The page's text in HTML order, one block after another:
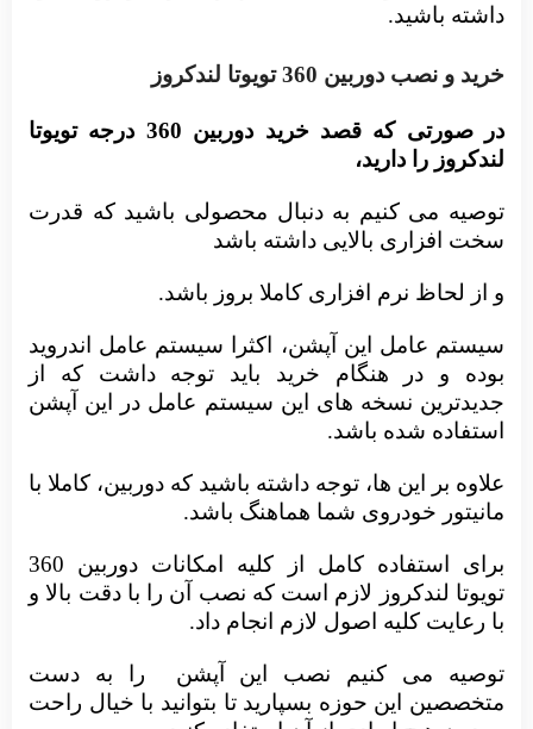
داشته باشید.
خرید و نصب دوربین 360 تویوتا لندکروز
در صورتی که قصد خرید دوربین 360 درجه تویوتا
لندکروز را دارید،
توصیه می کنیم به دنبال محصولی باشید که قدرت
سخت افزاری بالایی داشته باشد
و از لحاظ نرم افزاری کاملا بروز باشد.
سیستم عامل این آپشن، اکثرا سیستم عامل اندروید
بوده و در هنگام خرید باید توجه داشت که از
جدیدترین نسخه های این سیستم عامل در این آپشن
استفاده شده باشد.
علاوه بر این ها، توجه داشته باشید که دوربین، کاملا با
مانیتور خودروی شما هماهنگ باشد.
برای استفاده کامل از کلیه امکانات دوربین 360
تویوتا لندکروز لازم است که نصب آن را با دقت بالا و
با رعایت کلیه اصول لازم انجام داد.
توصیه می کنیم نصب این آپشن
را به دست
متخصصین این حوزه بسپارید تا بتوانید با خیال راحت